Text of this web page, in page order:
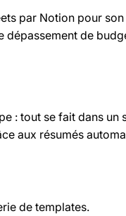
par Notion pour
de
: tout se fait dans
aux résumés
de templates.